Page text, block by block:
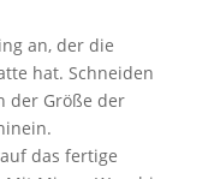
an, der die
hat. Schneiden
der Größe der
das fertige